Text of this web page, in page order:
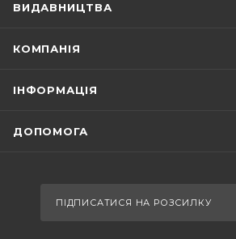
ВИДАВНИЦТВА
КОМПАНІЯ
ІНФОРМАЦІЯ
ДОПОМОГА
ПІДПИСАТИСЯ НА РОЗСИЛКУ